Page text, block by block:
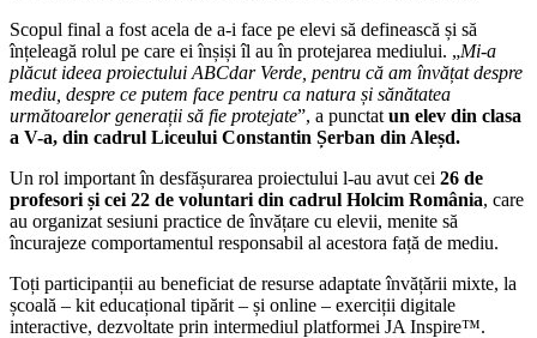
Scopul final a fost acela de a-i face pe elevi să definească și să
înțeleagă rolul pe care ei înșiși îl au în protejarea mediului. „Mi-a
plăcut ideea proiectului ABCdar Verde, pentru că am învățat despre
mediu, despre ce putem face pentru ca natura și sănătatea
următoarelor generații să fie protejate”, a punctat un elev din clasa
a V-a, din cadrul Liceului Constantin Șerban din Aleșd.
Un rol important în desfășurarea proiectului l-au avut cei 26 de
profesori și cei 22 de voluntari din cadrul Holcim România, care
au organizat sesiuni practice de învățare cu elevii, menite să
încurajeze comportamentul responsabil al acestora față de mediu.
Toți participanții au beneficiat de resurse adaptate învățării mixte, la
școală – kit educațional tipărit – și online – exerciții digitale
interactive, dezvoltate prin intermediul platformei JA Inspire™.